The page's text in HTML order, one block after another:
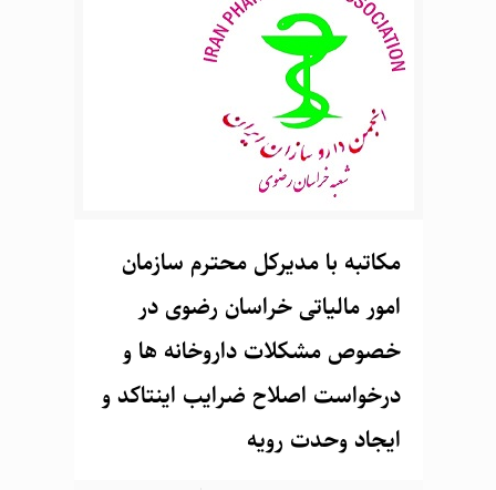
مکاتبه با مدیرکل محترم سازمان
امور مالیاتی خراسان رضوی در
خصوص مشکلات داروخانه ها و
درخواست اصلاح ضرایب اینتاکد و
ایجاد وحدت رویه